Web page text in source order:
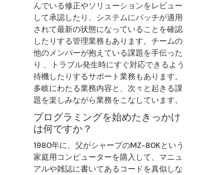
んでいる修正やソリューションをレビュー
して承認したり、システムにパッチが適用
されて最新の状態になっていることを確認
したりする管理業務もあります。チームの
他のメンバーが抱えている課題を手伝った
り 、トラブル発生時にすぐ対応できるよう
待機したりするサポート業務もあります。
多岐にわたる業務内容と、次々と起きる課
題を楽しみながら業務をこなしています。
プログラミングを始めたきっかけ
は何ですか？
1980年に、父がシャープのMZ-80Kという
家庭用コンピューターを購入して、マニュ
アルや雑誌に書いてあるコードを真似しな